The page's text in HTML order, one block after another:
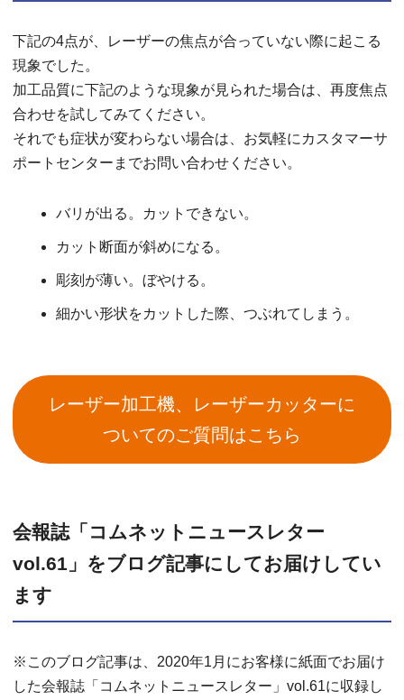
下記の4点が、レーザーの焦点が合っていない際に起こる
現象でした。
加工品質に下記のような現象が見られた場合は、再度焦点
合わせを試してみてください。
それでも症状が変わらない場合は、お気軽にカスタマーサ
ポートセンターまでお問い合わせください。
バリが出る。カットできない。
カット断面が斜めになる。
彫刻が薄い。ぼやける。
細かい形状をカットした際、つぶれてしまう。
レーザー加工機、レーザーカッターに
ついてのご質問はこちら
会報誌「コムネットニュースレター
vol.61」をブログ記事にしてお届けしてい
ます
※このブログ記事は、2020年1月にお客様に紙面でお届け
した会報誌「コムネットニュースレター」vol.61に収録し